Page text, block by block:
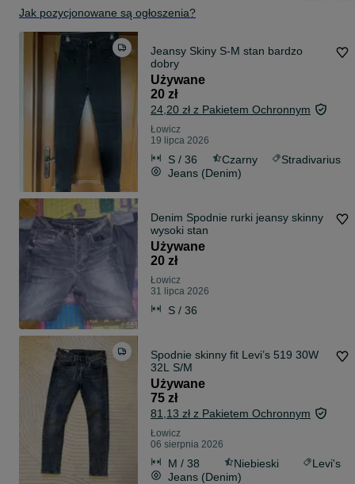
Jak pozycjonowane są ogłoszenia?
Jeansy Skiny S-M stan bardzo
dobry
Używane
20 zł
24,20 zł z Pakietem Ochronnym
Łowicz
19 lipca 2026
S / 36 Czarny
Stradivarius
Jeans (Denim)
Denim Spodnie rurki jeansy skinny
wysoki stan
Używane
20 zł
Łowicz
31 lipca 2026
S / 36
Spodnie skinny fit Levi’s 519 30W
32L S/M
Używane
75 zł
81,13 zł z Pakietem Ochronnym
Łowicz
06 sierpnia 2026
M / 38 Niebieski
Levi's
Jeans (Denim)